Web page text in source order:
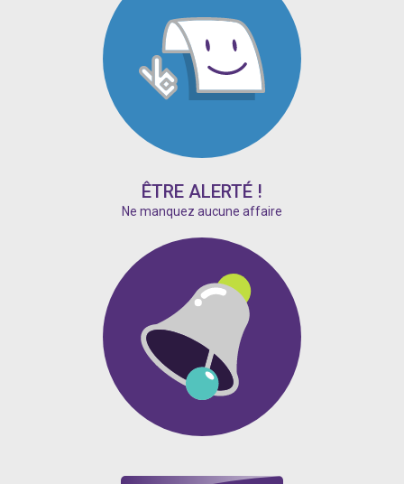
ÊTRE ALERTÉ !
Ne manquez aucune affaire